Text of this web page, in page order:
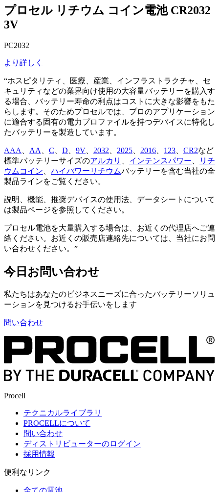
プロセル リチウム コイン電池 CR2032
3V
PC2032
より詳しく
“ホスピタリティ、医療、産業、インフラストラクチャ、セ
キュリティなどの業界向け使用の大容量バッテリーを購入す
る場合、バッテリー寿命の利点はコストに大きな影響をもた
らします。そのためプロセルでは、プロのアプリケーション
に適合する固有の電力プロファイルを持つデバイスに特化し
たバッテリーを製造しています。
AAA AA C D 9V 2032 2025 2016 123 CR2など
標準バッテリーサイズのアルカリ インテンスパワー
リチ
ウムコイン
ハイパワーリチウムバッテリーを含む当社の全
製品ラインをご覧ください。
説明、機能、推奨デバイスの使用法、データシートについて
は製品ページを参照してください。
プロセル電池を大量購入する場合は、お近くの代理店へご連
絡ください。お近くの販売店連絡先については、当社にお問
い合わせください。”
今日お問い合わせ
私たちはあなたのビジネスニーズに合ったバッテリーソリュ
ーションを見つけるお手伝いをします
問い合わせ
Procell
テクニカルライブラリ
PROCELLについて
問い合わせ
ディストリビューターのログイン
採用情報
便利なリンク